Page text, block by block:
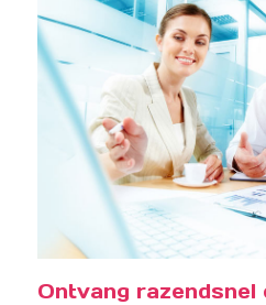
Ontvang razendsnel